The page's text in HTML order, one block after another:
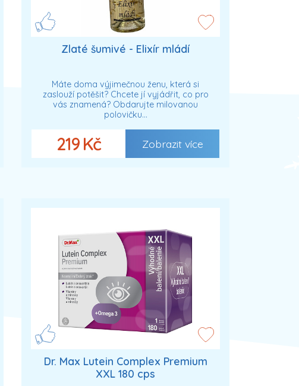
Zlaté šumivé - Elixír mládí
Máte doma výjimečnou ženu, která si
zaslouží potěšit? Chcete jí vyjádřit, co pro
vás znamená? Obdarujte milovanou
polovičku…
219 Kč Zobrazit více
Dr. Max Lutein Complex Premium
XXL 180 cps